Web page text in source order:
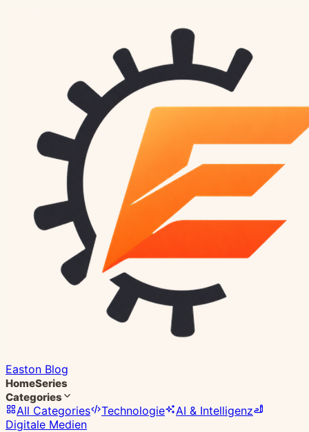
Easton Blog
HomeSeries
Categories
All Categories Technologie
AI & Intelligenz
Digitale Medien